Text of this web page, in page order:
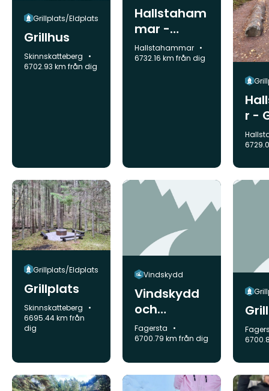
Grillplats/Eldplats
Grillhus
Kommun:
Skinnskatteberg
6702.93 km från dig
Hallstaham
mar -
Grillplats
Motionsspå
Kommun:
Hallstahammar
6732.16 km från dig
r -
en
Grillplats/Eldplats
Grillplats
Kommun:
Skinnskatteberg
6695.44 km från
dig
Vindskydd
Vindskydd
och
Grillplats
Kommun:
Fagersta
6700.79 km från dig